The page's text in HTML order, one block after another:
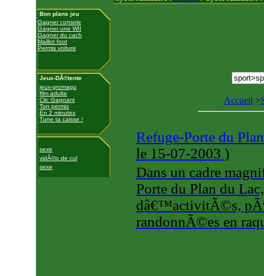
Bon plans jeu
Gagner console
Gagner une WII
Gagner du cach
Maillot foot
Permis voiture
Jeux-DÃ©tente
jeux-gromago
film adulte
Clic Gagnant
Ton permis
En 2 minutes
Tune ta caisse !
sexe
vidÃ©o de cul
sexe
Accueil >
Refuge-Porte du
le 15-07-2003 )
Dans un cadre
Porte du Plan du
dâ€™activitÃ©s,
randonnÃ©es en